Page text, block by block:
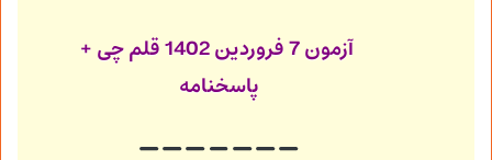
آزمون 7 فروردین 1402
قلم چی +
پاسخنامه